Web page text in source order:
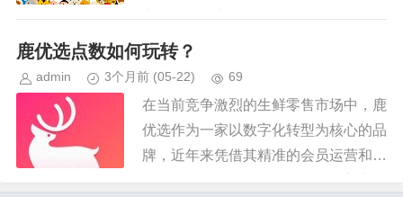
义：将无法立即使用的资源转换为现金
流，从而获得可支配资金。从这个角度
鹿优选点数如何玩转？
admin 3个月前 (05-22) 69
在当前竞争激烈的生鲜零售市场中，鹿
优选作为一家以数字化转型为核心的品
牌，近年来凭借其精准的会员运营和数